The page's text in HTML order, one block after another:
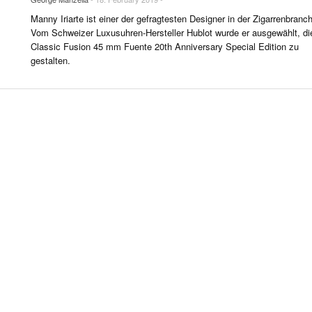
LIFE & CULTURE
& SPIRITUOSEN
Manny Iriarte ist einer der gefragtesten Designer in der
Vom Schweizer Luxusuhren-Hersteller Hublot wurde er ausgewählt,
Classic Fusion 45 mm Fuente 20th Anniversary Special Edition zu
gestalten.